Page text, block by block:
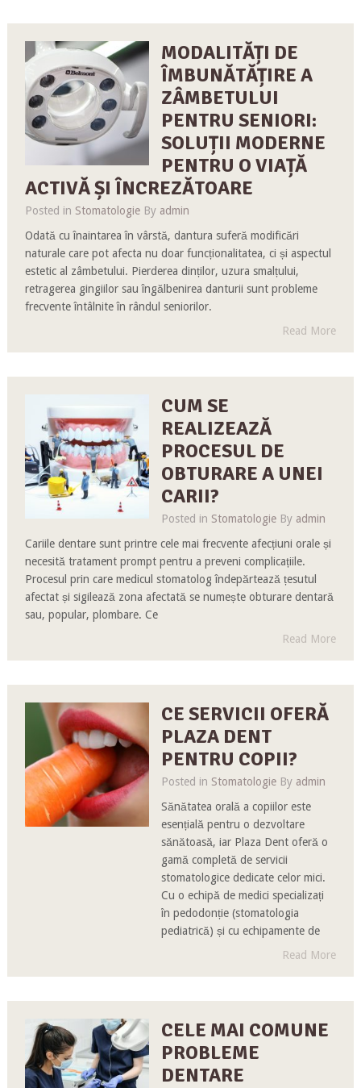
MODALITĂȚI DE
ÎMBUNĂTĂȚIRE A
ZÂMBETULUI
PENTRU SENIORI:
SOLUȚII MODERNE
PENTRU O VIAȚĂ
ACTIVĂ ȘI ÎNCREZĂTOARE
Posted in StomatologieBy admin
Odată cu înaintarea în vârstă, dantura suferă modificări
naturale care pot afecta nu doar funcționalitatea, ci și aspectul
estetic al zâmbetului. Pierderea dinților, uzura smalțului,
retragerea gingiilor sau îngălbenirea danturii sunt probleme
frecvente întâlnite în rândul seniorilor.
Read More
CUM SE
REALIZEAZĂ
PROCESUL DE
OBTURARE A UNEI
CARII?
Posted in Stomatologie By admin
Cariile dentare sunt printre cele mai frecvente afecțiuni orale și
necesită tratament prompt pentru a preveni complicațiile.
Procesul prin care medicul stomatolog îndepărtează țesutul
afectat și sigilează zona afectată se numește obturare dentară
sau, popular, plombare. Ce
Read More
CE SERVICII OFERĂ
PLAZA DENT
PENTRU COPII?
Posted in Stomatologie By admin
Sănătatea orală a copiilor este
esențială pentru o dezvoltare
sănătoasă, iar Plaza Dent oferă o
gamă completă de servicii
stomatologice dedicate celor mici.
Cu o echipă de medici specializați
în pedodonție (stomatologia
pediatrică) și cu echipamente de
Read More
CELE MAI COMUNE
PROBLEME
DENTARE